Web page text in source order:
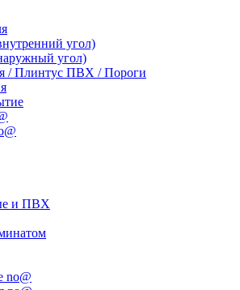
угол)
угол)
/ Плинтус ПВХ / Пороги
и ПВХ
no@